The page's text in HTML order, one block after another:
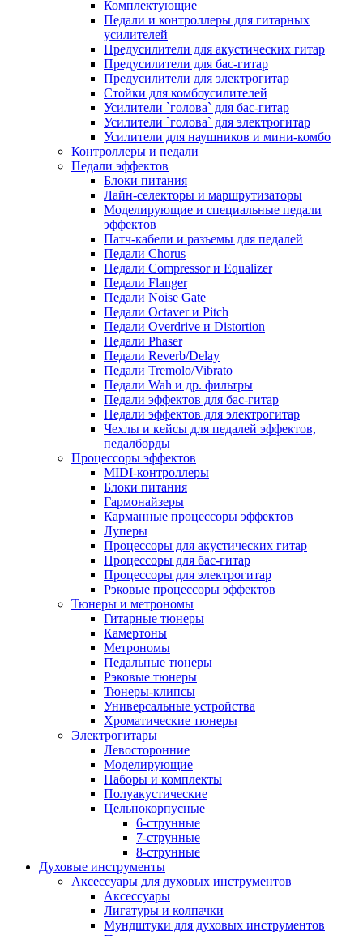
Комплектующие
Педали и контроллеры для гитарных
усилителей
Предусилители для акустических гитар
Предусилители для бас-гитар
Предусилители для электрогитар
Стойки для комбоусилителей
Усилители `голова` для бас-гитар
Усилители `голова` для электрогитар
Усилители для наушников и мини-комбо
Контроллеры и педали
Педали эффектов
Блоки питания
Лайн-селекторы и маршрутизаторы
Моделирующие и специальные педали
эффектов
Патч-кабели и разъемы для педалей
Педали Chorus
Педали Compressor и Equalizer
Педали Flanger
Педали Noise Gate
Педали Octaver и Pitch
Педали Overdrive и Distortion
Педали Phaser
Педали Reverb/Delay
Педали Tremolo/Vibrato
Педали Wah и др. фильтры
Педали эффектов для бас-гитар
Педали эффектов для электрогитар
Чехлы и кейсы для педалей эффектов,
педалборды
Процессоры эффектов
MIDI-контроллеры
Блоки питания
Гармонайзеры
Карманные процессоры эффектов
Луперы
Процессоры для акустических гитар
Процессоры для бас-гитар
Процессоры для электрогитар
Рэковые процессоры эффектов
Тюнеры и метрономы
Гитарные тюнеры
Камертоны
Метрономы
Педальные тюнеры
Рэковые тюнеры
Тюнеры-клипсы
Универсальные устройства
Хроматические тюнеры
Электрогитары
Левосторонние
Моделирующие
Наборы и комплекты
Полуакустические
Цельнокорпусные
6-струнные
7-струнные
8-струнные
Духовые инструменты
Аксессуары для духовых инструментов
Аксессуары
Лигатуры и колпачки
Мундштуки для духовых инструментов